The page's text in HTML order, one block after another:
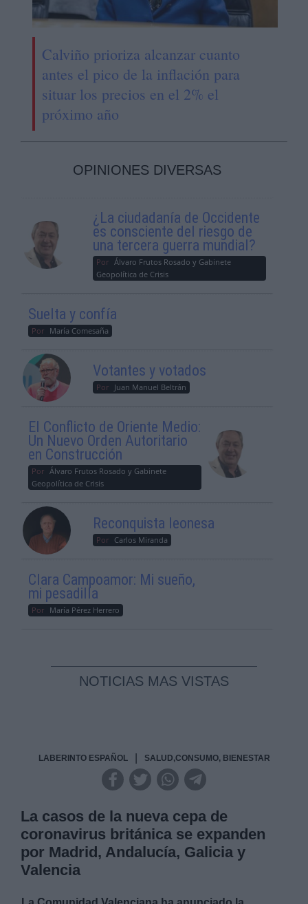
Calviño prioriza alcanzar cuanto
antes el pico de la inflación para
situar los precios en el 2% el
próximo año
OPINIONES DIVERSAS
¿La ciudadanía de Occidente
es consciente del riesgo de
una tercera guerra mundial?
Por Álvaro Frutos Rosado y Gabinete
Geopolítica de Crisis
Suelta y confía
Por María Comesaña
Votantes y votados
Por Juan Manuel Beltrán
El Conflicto de Oriente Medio:
Un Nuevo Orden Autoritario
en Construcción
Por Álvaro Frutos Rosado y Gabinete
Geopolítica de Crisis
Reconquista leonesa
Por Carlos Miranda
Clara Campoamor: Mi sueño,
mi pesadilla
Por María Pérez Herrero
NOTICIAS MAS VISTAS
LABERINTO ESPAÑOL SALUD,CONSUMO, BIENESTAR
La casos de la nueva cepa de
coronavirus británica se expanden
por Madrid, Andalucía, Galicia y
Valencia